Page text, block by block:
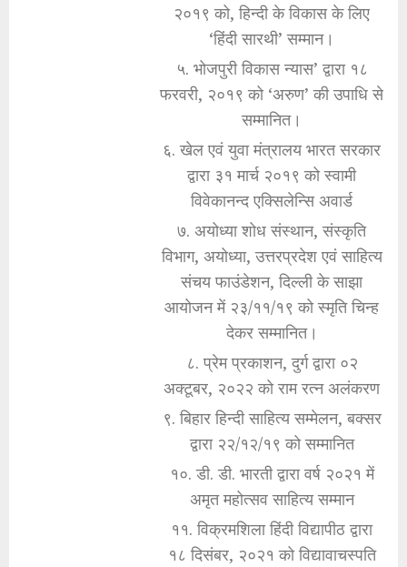
२०१९ को, हिन्दी के विकास के लिए
‘हिंदी सारथी’ सम्मान।
५. भोजपुरी विकास न्यास’ द्वारा १८
फरवरी, २०१९ को ‘अरुण’ की उपाधि से
सम्मानित।
६. खेल एवं युवा मंत्रालय भारत सरकार
द्वारा ३१ मार्च २०१९ को स्वामी
विवेकानन्द एक्सिलेन्सि अवार्ड
७. अयोध्या शोध संस्थान, संस्कृति
विभाग, अयोध्या, उत्तरप्रदेश एवं साहित्य
संचय फाउंडेशन, दिल्ली के साझा
आयोजन में २३/११/१९ को स्मृति चिन्ह
देकर सम्मानित।
८. प्रेम प्रकाशन, दुर्ग द्वारा ०२
अक्टूबर, २०२२ को राम रत्न अलंकरण
९. बिहार हिन्दी साहित्य सम्मेलन, बक्सर
द्वारा २२/१२/१९ को सम्मानित
१०. डी. डी. भारती द्वारा वर्ष २०२१ में
अमृत महोत्सव साहित्य सम्मान
११. विक्रमशिला हिंदी विद्यापीठ द्वारा
१८ दिसंबर, २०२१ को विद्यावाचस्पति